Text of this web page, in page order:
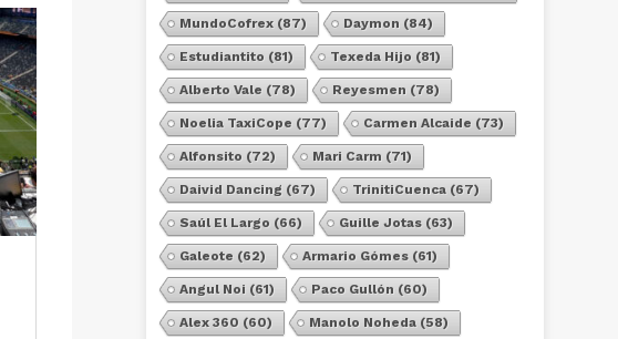
MundoCofrex (87) Daymon (84)
Estudiantito (81) Texeda Hijo (81)
Alberto Vale (78) Reyesmen (78)
Noelia TaxiCope (77) Carmen Alcaide (73)
Alfonsito (72) Mari Carm (71)
Daivid Dancing (67) TrinitiCuenca (67)
Saúl El Largo (66) Guille Jotas (63)
Galeote (62) Armario Gómes (61)
Angul Noi (61) Paco Gullón (60)
Alex 360 (60) Manolo Noheda (58)